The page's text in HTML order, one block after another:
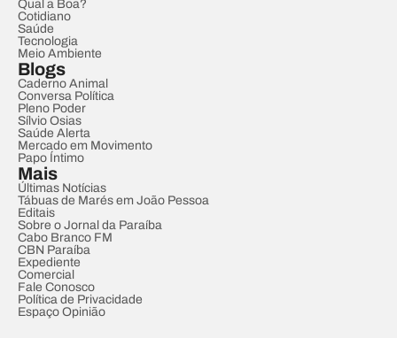
Qual a Boa?
Cotidiano
Saúde
Tecnologia
Meio Ambiente
Blogs
Caderno Animal
Conversa Política
Pleno Poder
Sílvio Osias
Saúde Alerta
Mercado em Movimento
Papo Íntimo
Mais
Últimas Notícias
Tábuas de Marés em João Pessoa
Editais
Sobre o Jornal da Paraíba
Cabo Branco FM
CBN Paraíba
Expediente
Comercial
Fale Conosco
Política de Privacidade
Espaço Opinião